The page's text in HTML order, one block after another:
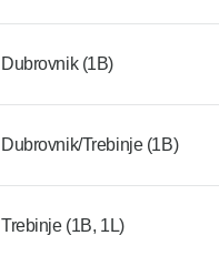
Dubrovnik (1B)
Dubrovnik/Trebinje (1B)
Trebinje (1B, 1L)